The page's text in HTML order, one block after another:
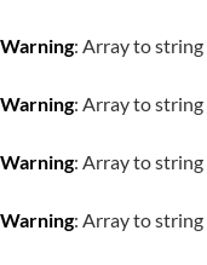
Warning: Array to
Warning: Array to
Warning: Array to
Warning: Array to